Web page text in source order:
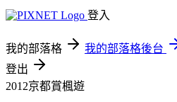
登入
我的部落格 我的部落格後台
登出
2012京都賞楓遊